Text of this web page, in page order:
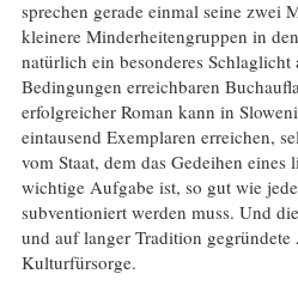
sprechen gerade einmal seine zwei
kleinere Minderheitengruppen in
natürlich ein besonderes
Bedingungen erreichbaren
erfolgreicher Roman kann in
eintausend Exemplaren erreichen,
vom Staat, dem das Gedeihen eines
wichtige Aufgabe ist, so gut wie
subventioniert werden muss. Und
und auf langer Tradition
Kulturfürsorge.